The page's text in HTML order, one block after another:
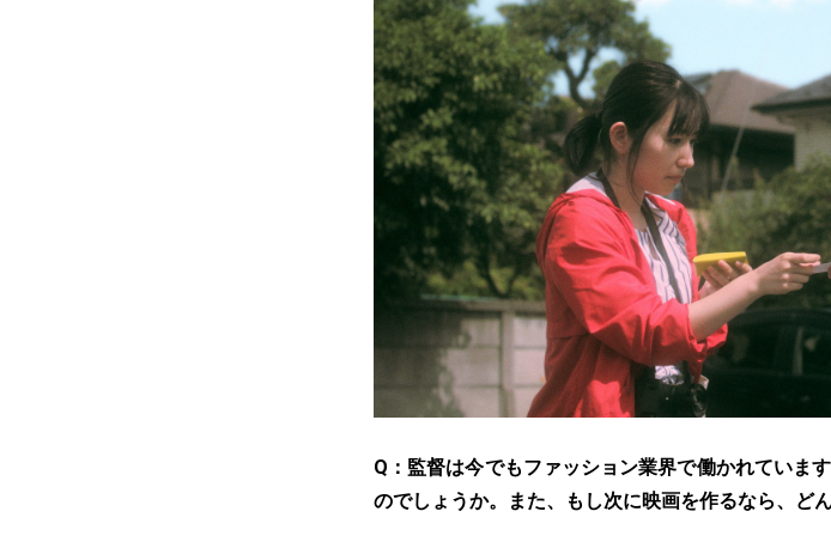
Q：監督は今でもファッション業界で働かれていま
のでしょうか。また、もし次に映画を作るなら、ど